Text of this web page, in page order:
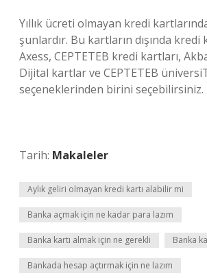
Yıllık ücreti olmayan kredi
şunlardır. Bu kartların dışında
Axess, CEPTETEB kredi kartları,
Dijital kartlar ve CEPTETEB
seçeneklerinden birini seçebilirsiniz.
Tarih: Makaleler
Aylık geliri olmayan kredi kartı alabilir mi
Banka açmak için ne kadar para lazım
Banka kartı almak için ne gerekli Banka
Bankada hesap açtırmak için ne lazım